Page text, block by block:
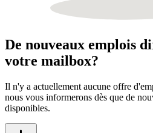
De nouveaux emplois
votre mailbox?
Il n'y a actuellement aucune offre
nous vous informerons dès que de
disponibles.